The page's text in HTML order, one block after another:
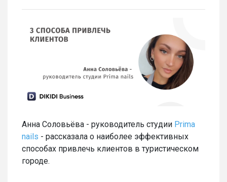
Анна Соловьёва - руководитель студии Prima
nails - рассказала о наиболее эффективных
способах привлечь клиентов в туристическом
городе.